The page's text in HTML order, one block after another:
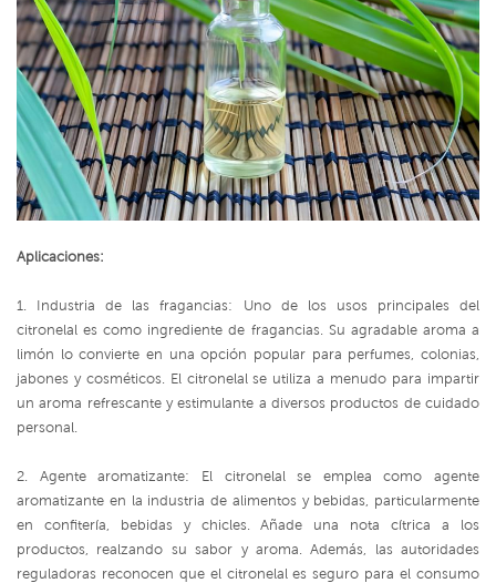
Aplicaciones:
1. Industria de las fragancias: Uno de los usos principales del
citronelal es como ingrediente de fragancias. Su agradable aroma a
limón lo convierte en una opción popular para perfumes, colonias,
jabones y cosméticos. El citronelal se utiliza a menudo para impartir
un aroma refrescante y estimulante a diversos productos de cuidado
personal.
2. Agente aromatizante: El citronelal se emplea como agente
aromatizante en la industria de alimentos y bebidas, particularmente
en confitería, bebidas y chicles. Añade una nota cítrica a los
productos, realzando su sabor y aroma. Además, las autoridades
reguladoras reconocen que el citronelal es seguro para el consumo